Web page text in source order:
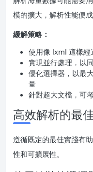
模的擴大，解析性能便
緩解策略：
使用像 lxml 這樣經
實現並行處理，以
優化選擇器，以最
量
針對超大文檔，可
高效解析的最
遵循既定的最佳實踐有
性和可擴展性。